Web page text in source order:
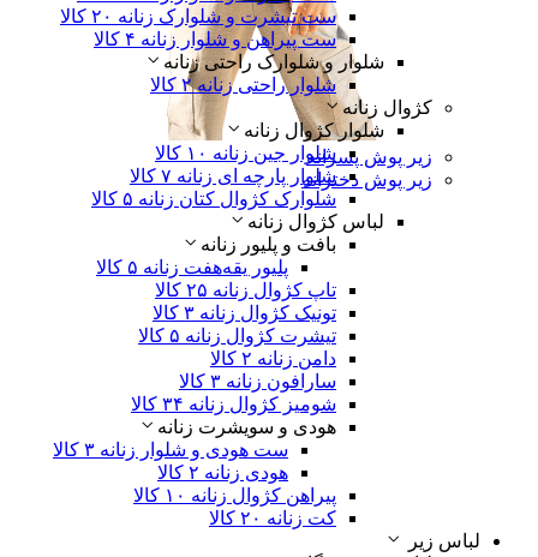
زیر پوش پسرانه
زیر پوش دخترانه
ست تیشرت و شلوارک زنانه
ست پیراهن و شلوار زنانه
شلوار و شلوارک راحتی زنانه
شلوار راحتی زنانه۲ کالا
کژوال زنانه
شلوار کژوال زنانه
شلوار جین زنانه
شلوار پارچه ای زنانه
شلوارک کژوال کتان زنانه
لباس‌ کژوال زنانه
بافت و پلیور زنانه
پلیور یقه‌هفت زنانه
تاپ کژوال زنانه
تونیک کژوال زنانه
تیشرت کژوال زنانه
دامن زنانه
سارافون زنانه
شومیز کژوال زنانه
هودی و سویشرت زنانه
ست هودی و شلوار زنانه
هودی زنانه
پیراهن کژوال زنانه
کت زنانه
لباس زیر